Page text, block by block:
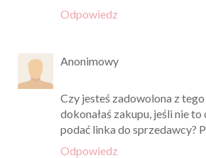
Odpowiedz
Anonimowy
Czy jesteś zadowolona z
dokonałaś zakupu, jeśli nie to
podać linka do sprzedawcy?
Odpowiedz